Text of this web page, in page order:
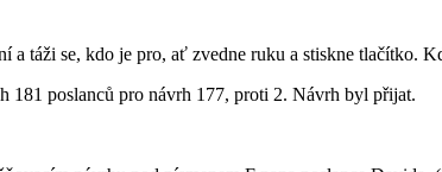
a táži se, kdo je pro, ať zvedne ruku a stiskne tlačítko.
181 poslanců pro návrh 177, proti 2. Návrh byl přijat.